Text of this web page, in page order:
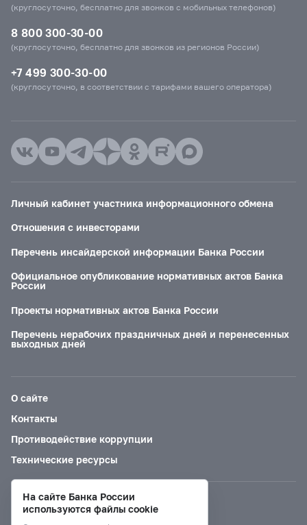
(круглосуточно, бесплатно для звонков с мобильных телефонов)
8 800 300-30-00
(круглосуточно, бесплатно для звонков из регионов России)
+7 499 300-30-00
(круглосуточно, в соответствии с тарифами вашего оператора)
Личный кабинет участника информационного обмена
Отношения с инвесторами
Перечень инсайдерской информации Банка России
Официальное опубликование нормативных актов Банка
России
Проекты нормативных актов Банка России
Перечень нерабочих праздничных дней и перенесенных
выходных дней
О сайте
Контакты
Противодействие коррупции
Технические ресурсы
Версия для слабовидящих
На сайте Банка России
используются файлы cookie